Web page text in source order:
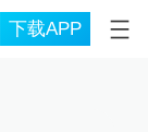
下载APP